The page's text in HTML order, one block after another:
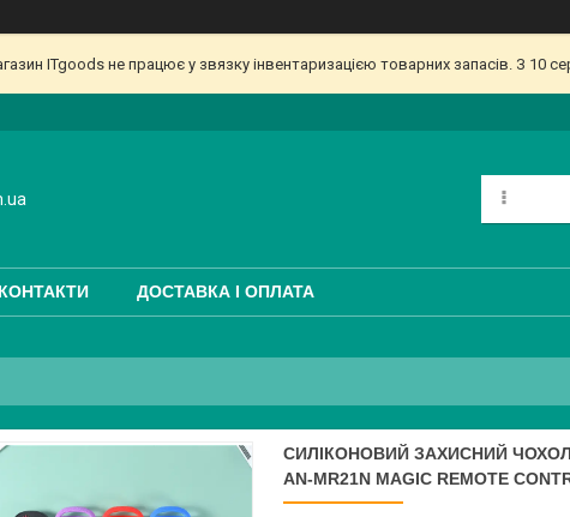
ITgoods не працює у звязку інвентаризацією товарних запасів. З 10
КОНТАКТИ ДОСТАВКА І ОПЛАТА
CИЛІКОНОВИЙ ЗАХИСНИЙ ЧОХОЛ
AN-MR21N MAGIC REMOTE